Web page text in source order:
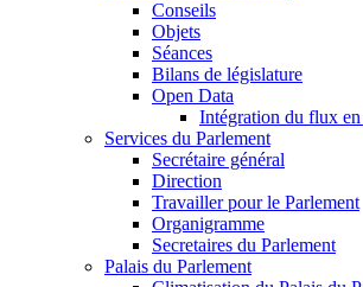
Conseils
Objets
Séances
Bilans de législature
Open Data
Intégration du flux
Services du Parlement
Secrétaire général
Direction
Travailler pour le Parlement
Organigramme
Secretaires du Parlement
Palais du Parlement